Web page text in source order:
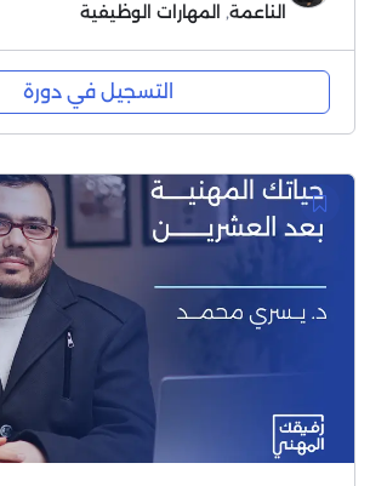
الناعمة, المهارات الوظيفية
التسجيل في دورة